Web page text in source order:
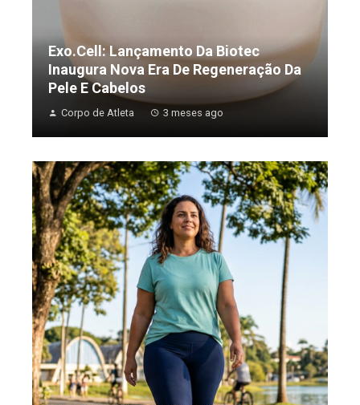
Exo.Cell: Lançamento Da Biotec
Inaugura Nova Era De Regeneração Da
Pele E Cabelos
Corpo de Atleta 3 meses ago